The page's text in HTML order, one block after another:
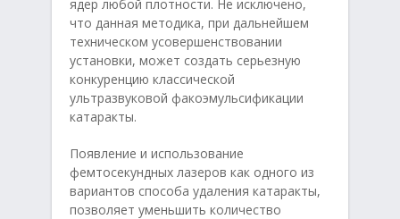
ядер любой плотности. Не исключено,
что данная методика, при дальнейшем
техническом усовершенствовании
установки, может создать серьезную
конкуренцию классической
ультразвуковой факоэмульсификации
катаракты.
Появление и использование
фемтосекундных лазеров как одного из
вариантов способа удаления катаракты,
позволяет уменьшить количество